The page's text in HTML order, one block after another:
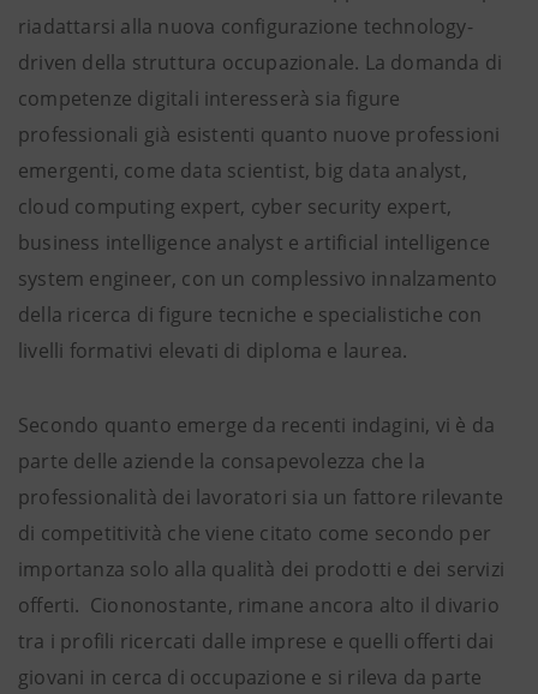
riadattarsi alla nuova configurazione technology-
driven della struttura occupazionale. La domanda di
competenze digitali interesserà sia figure
professionali già esistenti quanto nuove professioni
emergenti, come data scientist, big data analyst,
cloud computing expert, cyber security expert,
business intelligence analyst e artificial intelligence
system engineer, con un complessivo innalzamento
della ricerca di figure tecniche e specialistiche con
livelli formativi elevati di diploma e laurea.
Secondo quanto emerge da recenti indagini, vi è da
parte delle aziende la consapevolezza che la
professionalità dei lavoratori sia un fattore rilevante
di competitività che viene citato come secondo per
importanza solo alla qualità dei prodotti e dei servizi
offerti. Ciononostante, rimane ancora alto il divario
tra i profili ricercati dalle imprese e quelli offerti dai
giovani in cerca di occupazione e si rileva da parte